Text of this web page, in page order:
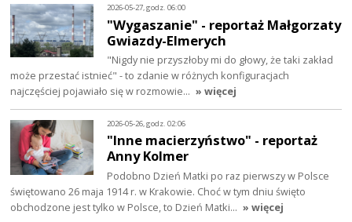
2026-05-27, godz. 06:00
"Wygaszanie" - reportaż Małgorzaty
Gwiazdy-Elmerych
"Nigdy nie przyszłoby mi do głowy, że taki zakład
może przestać istnieć" - to zdanie w różnych konfiguracjach
najczęściej pojawiało się w rozmowie… » więcej
2026-05-26, godz. 02:06
"Inne macierzyństwo" - reportaż
Anny Kolmer
Podobno Dzień Matki po raz pierwszy w Polsce
świętowano 26 maja 1914 r. w Krakowie. Choć w tym dniu święto
obchodzone jest tylko w Polsce, to Dzień Matki… » więcej